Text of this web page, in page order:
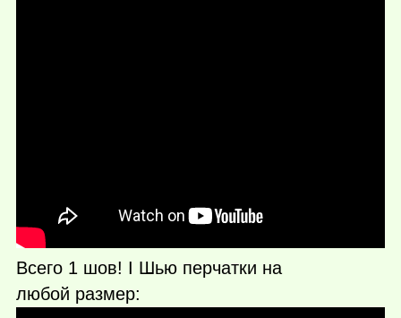
Всего 1 шов! I Шью перчатки на
любой размер: